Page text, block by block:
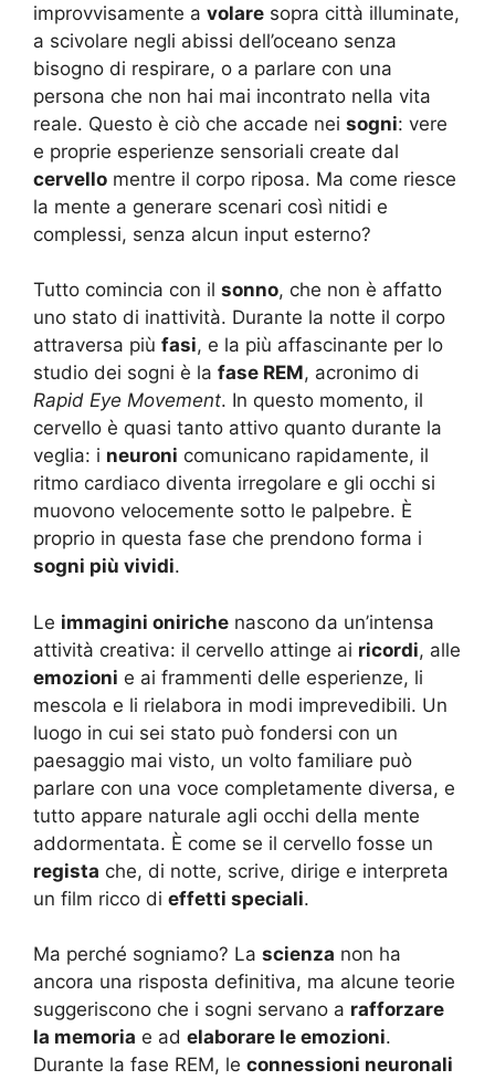
improvvisamente a volare sopra città illuminate,
a scivolare negli abissi dell’oceano senza
bisogno di respirare, o a parlare con una
persona che non hai mai incontrato nella vita
reale. Questo è ciò che accade nei sogni: vere
e proprie esperienze sensoriali create dal
cervello mentre il corpo riposa. Ma come riesce
la mente a generare scenari così nitidi e
complessi, senza alcun input esterno?
Tutto comincia con il sonno, che non è affatto
uno stato di inattività. Durante la notte il corpo
attraversa più fasi, e la più affascinante per lo
studio dei sogni è la fase REM, acronimo di
Rapid Eye Movement. In questo momento, il
cervello è quasi tanto attivo quanto durante la
veglia: i neuroni comunicano rapidamente, il
ritmo cardiaco diventa irregolare e gli occhi si
muovono velocemente sotto le palpebre. È
proprio in questa fase che prendono forma i
sogni più vividi.
Le immagini oniriche nascono da un’intensa
attività creativa: il cervello attinge ai ricordi, alle
emozioni e ai frammenti delle esperienze, li
mescola e li rielabora in modi imprevedibili. Un
luogo in cui sei stato può fondersi con un
paesaggio mai visto, un volto familiare può
parlare con una voce completamente diversa, e
tutto appare naturale agli occhi della mente
addormentata. È come se il cervello fosse un
regista che, di notte, scrive, dirige e interpreta
un film ricco di effetti speciali.
Ma perché sogniamo? La scienza non ha
ancora una risposta definitiva, ma alcune teorie
suggeriscono che i sogni servano a rafforzare
la memoria e ad elaborare le emozioni.
Durante la fase REM, le connessioni neuronali